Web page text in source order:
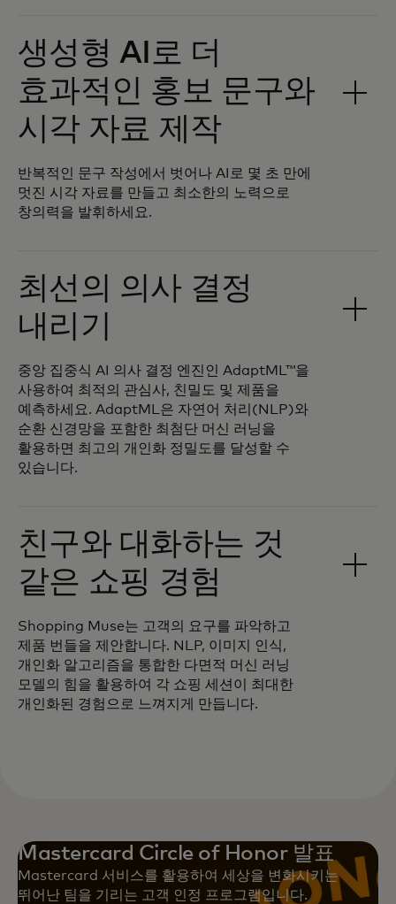
생성형 AI로 더
효과적인 홍보 문구와
시각 자료 제작
반복적인 문구 작성에서 벗어나 AI로 몇 초 만에
멋진 시각 자료를 만들고 최소한의 노력으로
창의력을 발휘하세요.
최선의 의사 결정
내리기
중앙 집중식 AI 의사 결정 엔진인 AdaptML™을
사용하여 최적의 관심사, 친밀도 및 제품을
예측하세요. AdaptML은 자연어 처리(NLP)와
순환 신경망을 포함한 최첨단 머신 러닝을
활용하면 최고의 개인화 정밀도를 달성할 수
있습니다.
친구와 대화하는 것
같은 쇼핑 경험
Shopping Muse는 고객의 요구를 파악하고
제품 번들을 제안합니다. NLP, 이미지 인식,
개인화 알고리즘을 통합한 다면적 머신 러닝
모델의 힘을 활용하여 각 쇼핑 세션이 최대한
개인화된 경험으로 느껴지게 만듭니다.
Mastercard Circle of Honor 발표
Mastercard 서비스를 활용하여 세상을 변화시키는
뛰어난 팀을 기리는 고객 인정 프로그램입니다.